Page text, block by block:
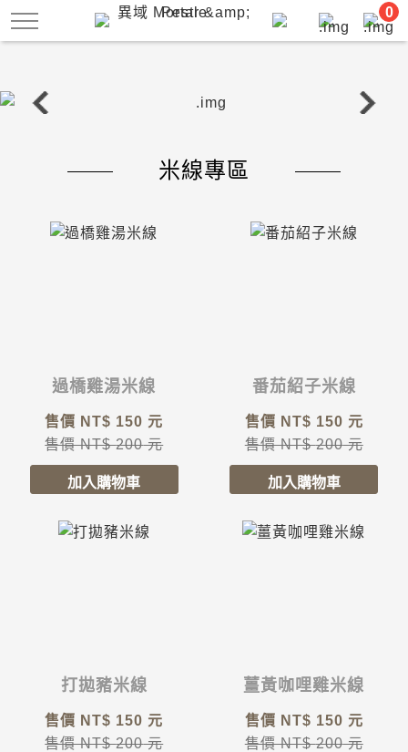
跳
到
內
0
米線專區
過橋雞湯米線
售價 NT$ 150 元
售價 NT$200元
番茄紹子米線
售價 NT$ 150 元
售價 NT$200元
打拋豬米線
售價 NT$ 150 元
售價 NT$200元
薑黃咖哩雞米線
售價 NT$ 150 元
售價 NT$200元